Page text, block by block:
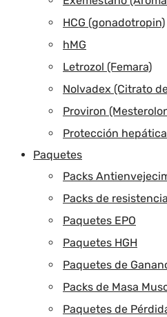
HCG (gonadotropin)
hMG
Letrozol (Femara)
Nolvadex (Citrato
Proviron
Protección hepática
Paquetes
Packs
Packs de resistencia
Paquetes EPO
Paquetes HGH
Paquetes de
Packs de Masa
Paquetes de